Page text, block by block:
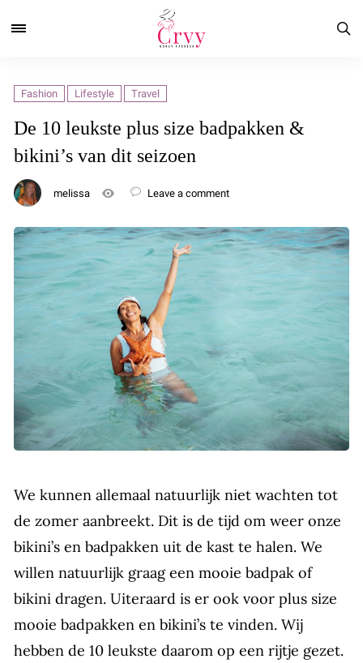
Fashion Lifestyle Travel
De 10 leukste plus size badpakken &
bikini’s van dit seizoen
melissa Leave a comment
We kunnen allemaal natuurlijk niet wachten tot
de zomer aanbreekt. Dit is de tijd om weer onze
bikini’s en badpakken uit de kast te halen. We
willen natuurlijk graag een mooie badpak of
bikini dragen. Uiteraard is er ook voor plus size
mooie badpakken en bikini’s te vinden. Wij
hebben de 10 leukste daarom op een rijtje gezet.